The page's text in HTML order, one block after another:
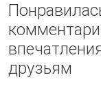
друзьям